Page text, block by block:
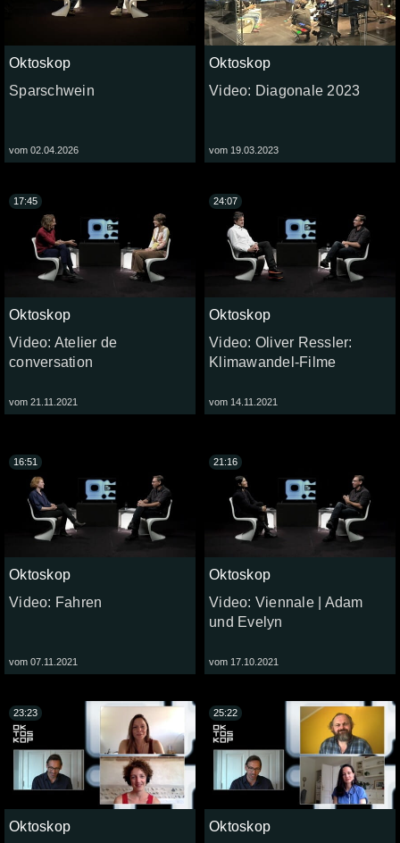
Oktoskop
Sparschwein
vom 02.04.2026
Oktoskop
Video: Diagonale 2023
vom 19.03.2023
Oktoskop
Video: Atelier de
conversation
vom 21.11.2021
17:45
Oktoskop
Video: Oliver Ressler:
Klimawandel-Filme
vom 14.11.2021
24:07
Oktoskop
Video: Fahren
vom 07.11.2021
16:51
Oktoskop
Video: Viennale | Adam
und Evelyn
vom 17.10.2021
21:16
Oktoskop
23:23
Oktoskop
25:22